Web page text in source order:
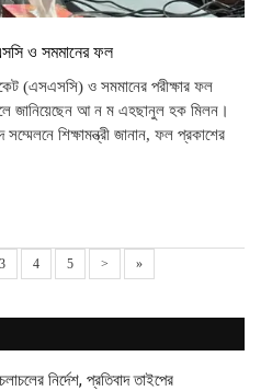
ও সমমানের ফল
(এসএসসি) ও সমমানের পরীক্ষার ফল
জানিয়েছেন আ ন ম এহছানুল হক মিলন।
শিক্ষামন্ত্রী জানান, ফল প্রকাশের
3 4 5 > »
নির্দেশ, প্রতিবাদ তাইপের